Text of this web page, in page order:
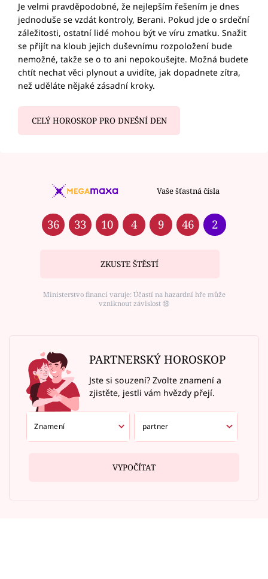
Je velmi pravděpodobné, že nejlepším řešením je dnes
jednoduše se vzdát kontroly, Berani. Pokud jde o srdeční
záležitosti, ostatní lidé mohou být ve víru zmatku. Snažit
se přijít na kloub jejich duševnímu rozpoložení bude
nemožné, takže se o to ani nepokoušejte. Možná budete
chtít nechat věci plynout a uvidíte, jak dopadnete zítra,
než uděláte nějaké zásadní kroky.
CELÝ HOROSKOP PRO DNEŠNÍ DEN
Vaše šťastná čísla
36 33 10 4 9 46 2
ZKUSTE ŠTĚSTÍ
Ministerstvo financí varuje: Účastí na hazardní hře může
vzniknout závislost ⑱
PARTNERSKÝ HOROSKOP
Jste si souzení? Zvolte znamení a
zjistěte, jestli vám hvězdy přejí.
VYPOČÍTAT